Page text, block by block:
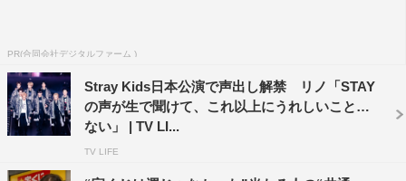
姿を見せた。JO1は
をパワフルにカバーした。
PR(合同会社デジタルファーム )
Stray Kids日本公演で声出し解禁 リノ「STAY
の声が生で聞けて、これ以上にうれしいことは
ない」 | TV LI...
TV LIFE